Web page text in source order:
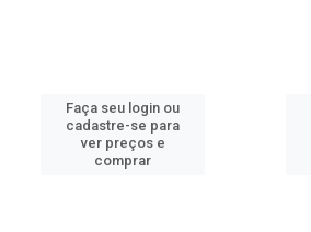
Faça seu login ou
cadastre-se para
ver preços e
comprar